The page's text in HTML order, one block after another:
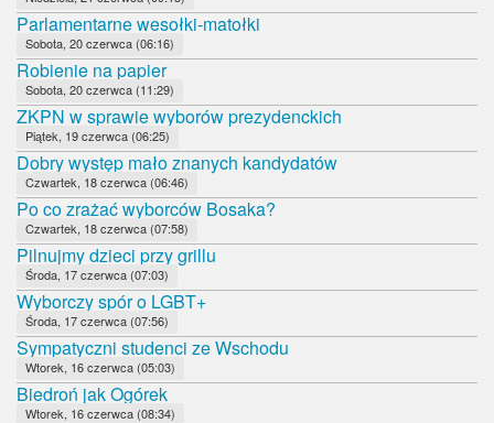
Parlamentarne wesołki-matołki
Sobota, 20 czerwca (06:16)
Robienie na papier
Sobota, 20 czerwca (11:29)
ZKPN w sprawie wyborów prezydenckich
Piątek, 19 czerwca (06:25)
Dobry występ mało znanych kandydatów
Czwartek, 18 czerwca (06:46)
Po co zrażać wyborców Bosaka?
Czwartek, 18 czerwca (07:58)
Pilnujmy dzieci przy grillu
Środa, 17 czerwca (07:03)
Wyborczy spór o LGBT+
Środa, 17 czerwca (07:56)
Sympatyczni studenci ze Wschodu
Wtorek, 16 czerwca (05:03)
Biedroń jak Ogórek
Wtorek, 16 czerwca (08:34)